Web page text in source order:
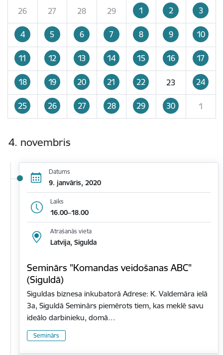
26
27 28 29 1 2 3
4 5 6 7 8 9 10
11 12 13 14 15 16 17
18 19 20 21 22 23 24
25 26 27 28 29 30 1
4. novembris
Datums
9. janvāris, 2020
Laiks
16.00–18.00
Atrašanās vieta
Latvija, Sigulda
Seminārs "Komandas veidošanas ABC"
(Siguldā)
Siguldas biznesa inkubatorā Adrese: K. Valdemāra ielā
3a, Siguldā Seminārs piemērots tiem, kas meklē savu
ideālo darbinieku, domā…
Seminārs